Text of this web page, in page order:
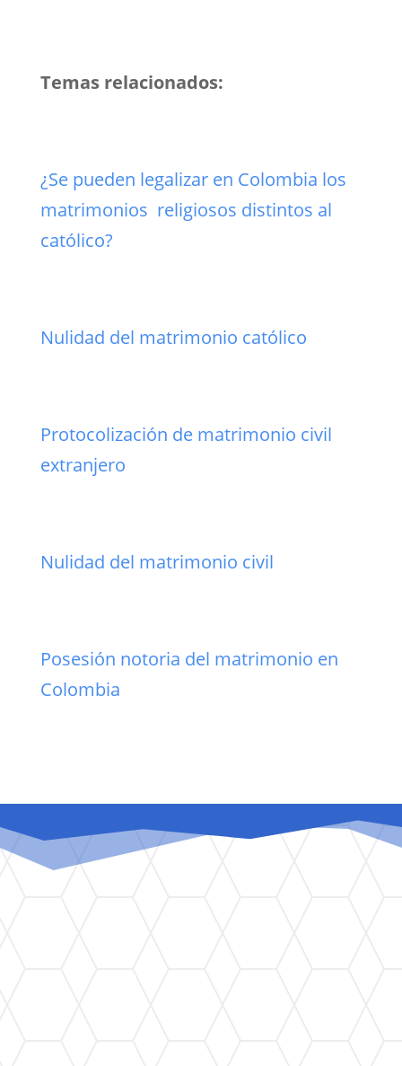
Temas relacionados:
¿Se pueden legalizar en Colombia los
matrimonios religiosos distintos al
católico?
Nulidad del matrimonio católico
Protocolización de matrimonio civil
extranjero
Nulidad del matrimonio civil
Posesión notoria del matrimonio en
Colombia